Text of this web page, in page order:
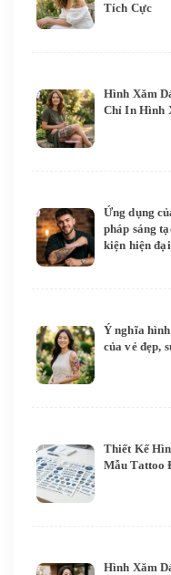
Tích Cực
Hình Xăm
Chỉ In Hình
Ứng dụng
pháp sáng
kiện hiện đại
Ý nghĩa
của vẻ đẹp,
Thiết Kế
Mẫu Tattoo
Hình Xăm